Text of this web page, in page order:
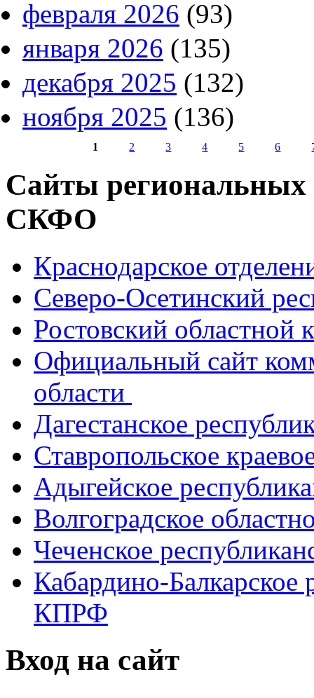
февраля 2026 (93)
января 2026 (135)
декабря 2025 (132)
ноября 2025 (136)
1 2 3 4 5 6
Сайты
СКФО
Краснодарское
Северо-Осетинский
Ростовский
Официальный сайт
области
Дагестанское
Ставропольское
Адыгейское
Волгоградское
Чеченское
Кабардино-Балкарское
КПРФ
Вход на сайт